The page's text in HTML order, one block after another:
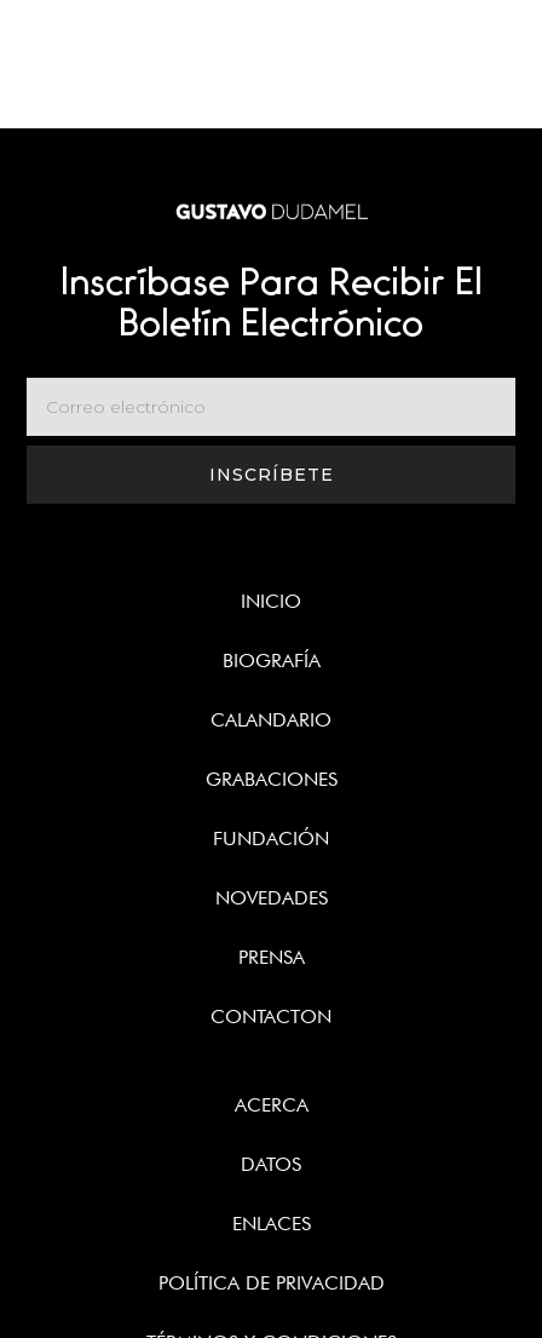
Inscríbase Para Recibir El
Boletín Electrónico
INICIO
BIOGRAFÍA
CALANDARIO
GRABACIONES
FUNDACIÓN
NOVEDADES
PRENSA
CONTACTON
ACERCA
DATOS
ENLACES
POLÍTICA DE PRIVACIDAD